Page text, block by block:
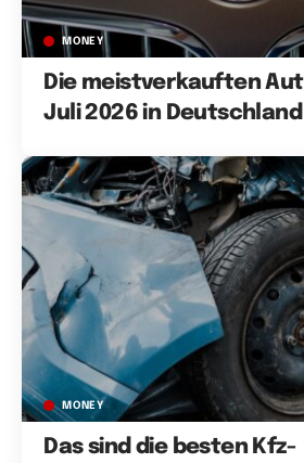
MONEY
Die meistverkauften
Juli 2026 in Deutschland
MONEY
Das sind die besten Kfz-